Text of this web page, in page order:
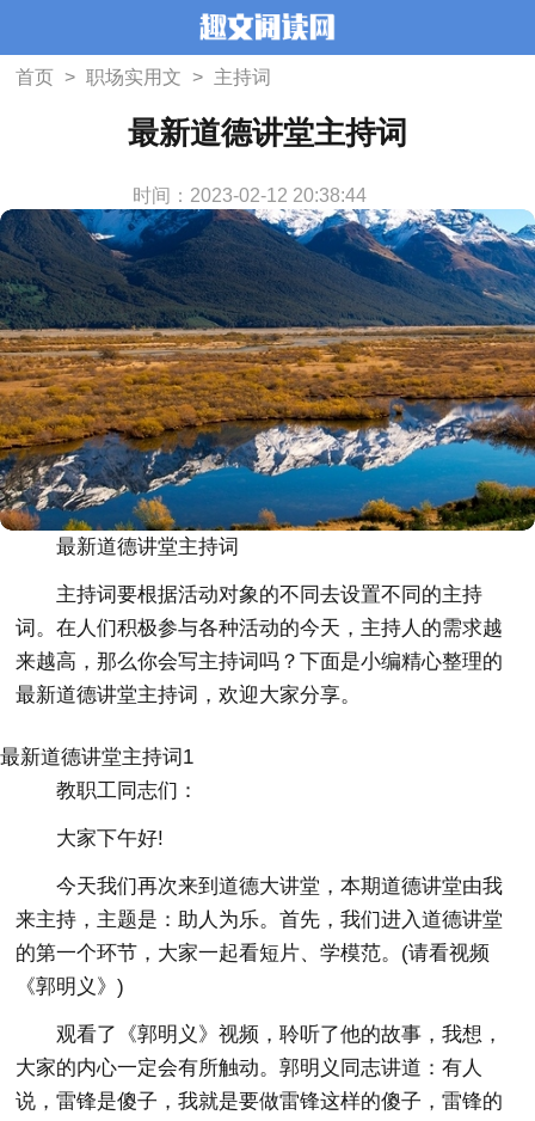
首页 > 职场实用文 > 主持词
最新道德讲堂主持词
时间：2023-02-12 20:38:44
最新道德讲堂主持词
主持词要根据活动对象的不同去设置不同的主持
词。在人们积极参与各种活动的今天，主持人的需求越
来越高，那么你会写主持词吗？下面是小编精心整理的
最新道德讲堂主持词，欢迎大家分享。
最新道德讲堂主持词1
教职工同志们：
大家下午好!
今天我们再次来到道德大讲堂，本期道德讲堂由我
来主持，主题是：助人为乐。首先，我们进入道德讲堂
的第一个环节，大家一起看短片、学模范。(请看视频
《郭明义》)
观看了《郭明义》视频，聆听了他的故事，我想，
大家的内心一定会有所触动。郭明义同志讲道：有人
说，雷锋是傻子，我就是要做雷锋这样的傻子，雷锋的